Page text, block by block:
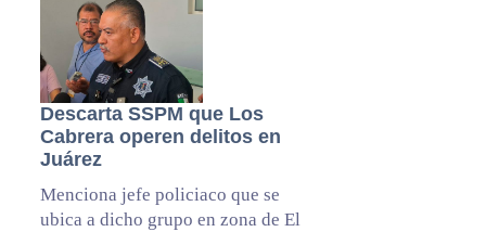
Descarta SSPM que Los
Cabrera operen delitos en
Juárez
Menciona jefe policiaco que se
ubica a dicho grupo en zona de El